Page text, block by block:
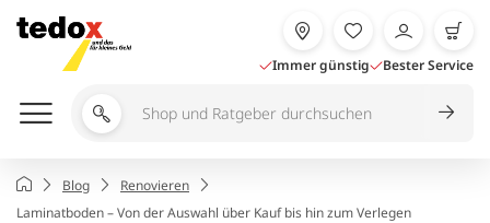
Inhalt
springen
Immer günstig Bester Service
Shop
Ratgeber
durchsuchen
Startseite
Blog
Renovieren
Laminatboden – Von der Auswahl über Kauf bis hin zum Verlegen